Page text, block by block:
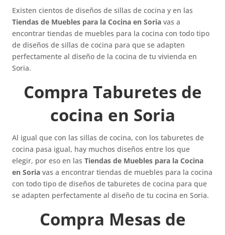
Existen cientos de diseños de sillas de cocina y en las
Tiendas de Muebles para la Cocina en Soria vas a
encontrar tiendas de muebles para la cocina con todo tipo
de diseños de sillas de cocina para que se adapten
perfectamente al diseño de la cocina de tu vivienda en
Soria.
Compra Taburetes de
cocina en Soria
Al igual que con las sillas de cocina, con los taburetes de
cocina pasa igual, hay muchos diseños entre los que
elegir, por eso en lasTiendas de Muebles para la Cocina
en Soria vas a encontrar tiendas de muebles para la cocina
con todo tipo de diseños de taburetes de cocina para que
se adapten perfectamente al diseño de tu cocina en Soria.
Compra Mesas de